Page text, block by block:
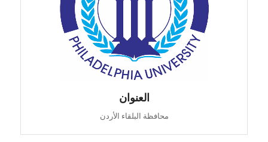
العنوان
محافظة البلقاء الأردن